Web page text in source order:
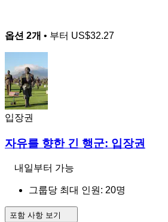
옵션 2개 • 부터 US$32.27
입장권
자유를 향한 긴 행군: 입장권
내일부터 가능
그룹당 최대 인원: 20명
포함 사항 보기